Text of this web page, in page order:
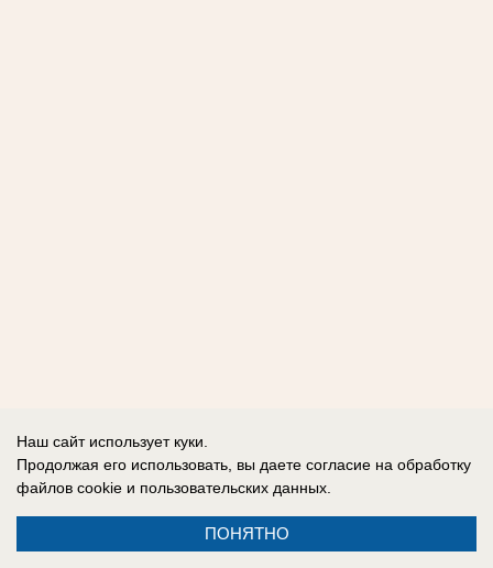
Наш сайт использует куки.
Продолжая его использовать, вы даете согласие на обработку
файлов cookie и пользовательских данных.
ПОНЯТНО